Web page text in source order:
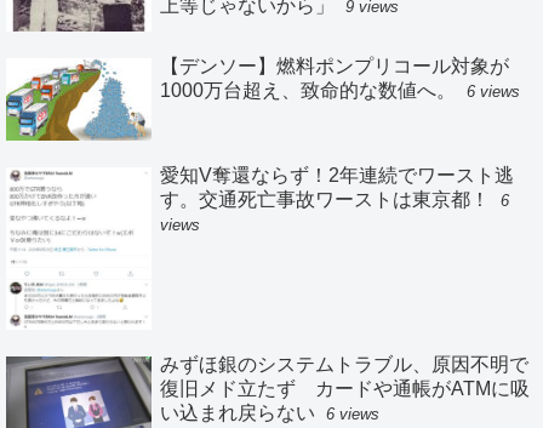
上等じゃないから」
9 views
【デンソー】燃料ポンプリコール対象が
1000万台超え、致命的な数値へ。
6 views
愛知V奪還ならず！2年連続でワースト逃
す。交通死亡事故ワーストは東京都！
6
views
みずほ銀のシステムトラブル、原因不明で
復旧メド立たず カードや通帳がATMに吸
い込まれ戻らない
6 views